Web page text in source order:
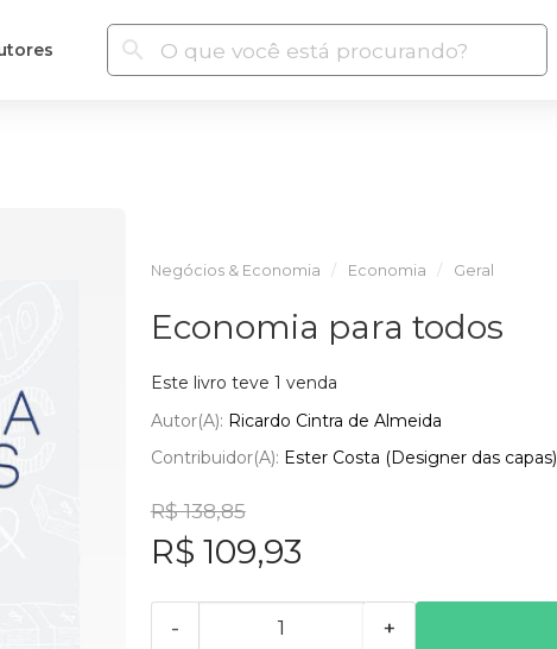
Negócios & Economia Economia Geral
Economia para todos
Este livro teve 1 venda
Autor(a): Ricardo Cintra de Almeida
Contribuidor(a): Ester Costa (Designer das capas)
R$ 138,85
R$ 109,93
- +